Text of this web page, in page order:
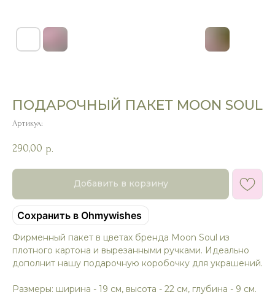
ПОДАРОЧНЫЙ ПАКЕТ MOON SOUL
Артикул:
290,00 р.
Добавить в корзину
Сохранить в Ohmywishes
Фирменный пакет в цветах бренда Moon Soul из
плотного картона и вырезанными ручками. Идеально
дополнит нашу подарочную коробочку для украшений.
Размеры: ширина - 19 см, высота - 22 см, глубина - 9 см.